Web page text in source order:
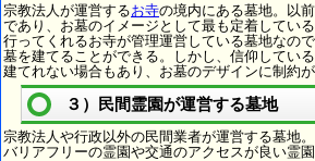
宗教法人が運営するお寺の境内にある墓地。以
であり、お墓のイメージとして最も定着してい
行ってくれるお寺が管理運営している墓地なの
墓を建てることができる。しかし、信仰してい
建てれない場合もあり、お墓のデザインに制約が
３）民間霊園が運営する墓地
宗教法人や行政以外の民間業者が運営する墓地
バリアフリーの霊園や交通のアクセスが良い霊園